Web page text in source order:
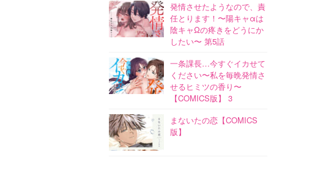
発情させたようなので、責
任とります！〜陽キャαは
陰キャΩの疼きをどうにか
したい〜 第5話
一条課長…今すぐイカせて
ください〜私を毎晩発情さ
せるヒミツの香り〜
【COMICS版】 3
まないたの恋【COMICS
版】